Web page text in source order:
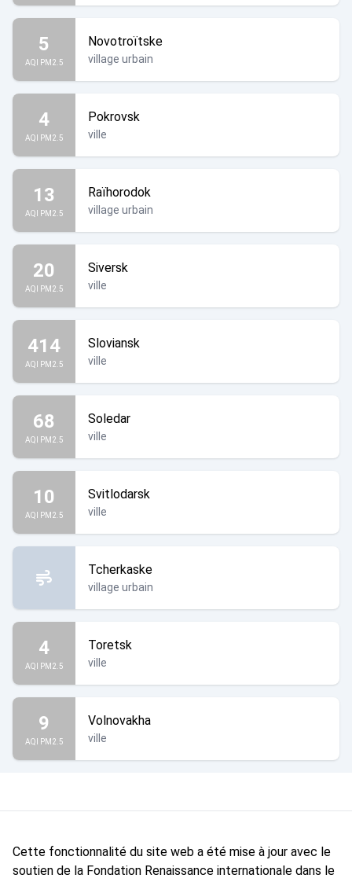
5
AQI PM2.5
Novotroïtske
village urbain
4
AQI PM2.5
Pokrovsk
ville
13
AQI PM2.5
Raïhorodok
village urbain
20
AQI PM2.5
Siversk
ville
414
AQI PM2.5
Sloviansk
ville
68
AQI PM2.5
Soledar
ville
10
AQI PM2.5
Svitlodarsk
ville
Tcherkaske
village urbain
4
AQI PM2.5
Toretsk
ville
9
AQI PM2.5
Volnovakha
ville
Cette fonctionnalité du site web a été mise à jour avec le
soutien de la Fondation Renaissance internationale dans le